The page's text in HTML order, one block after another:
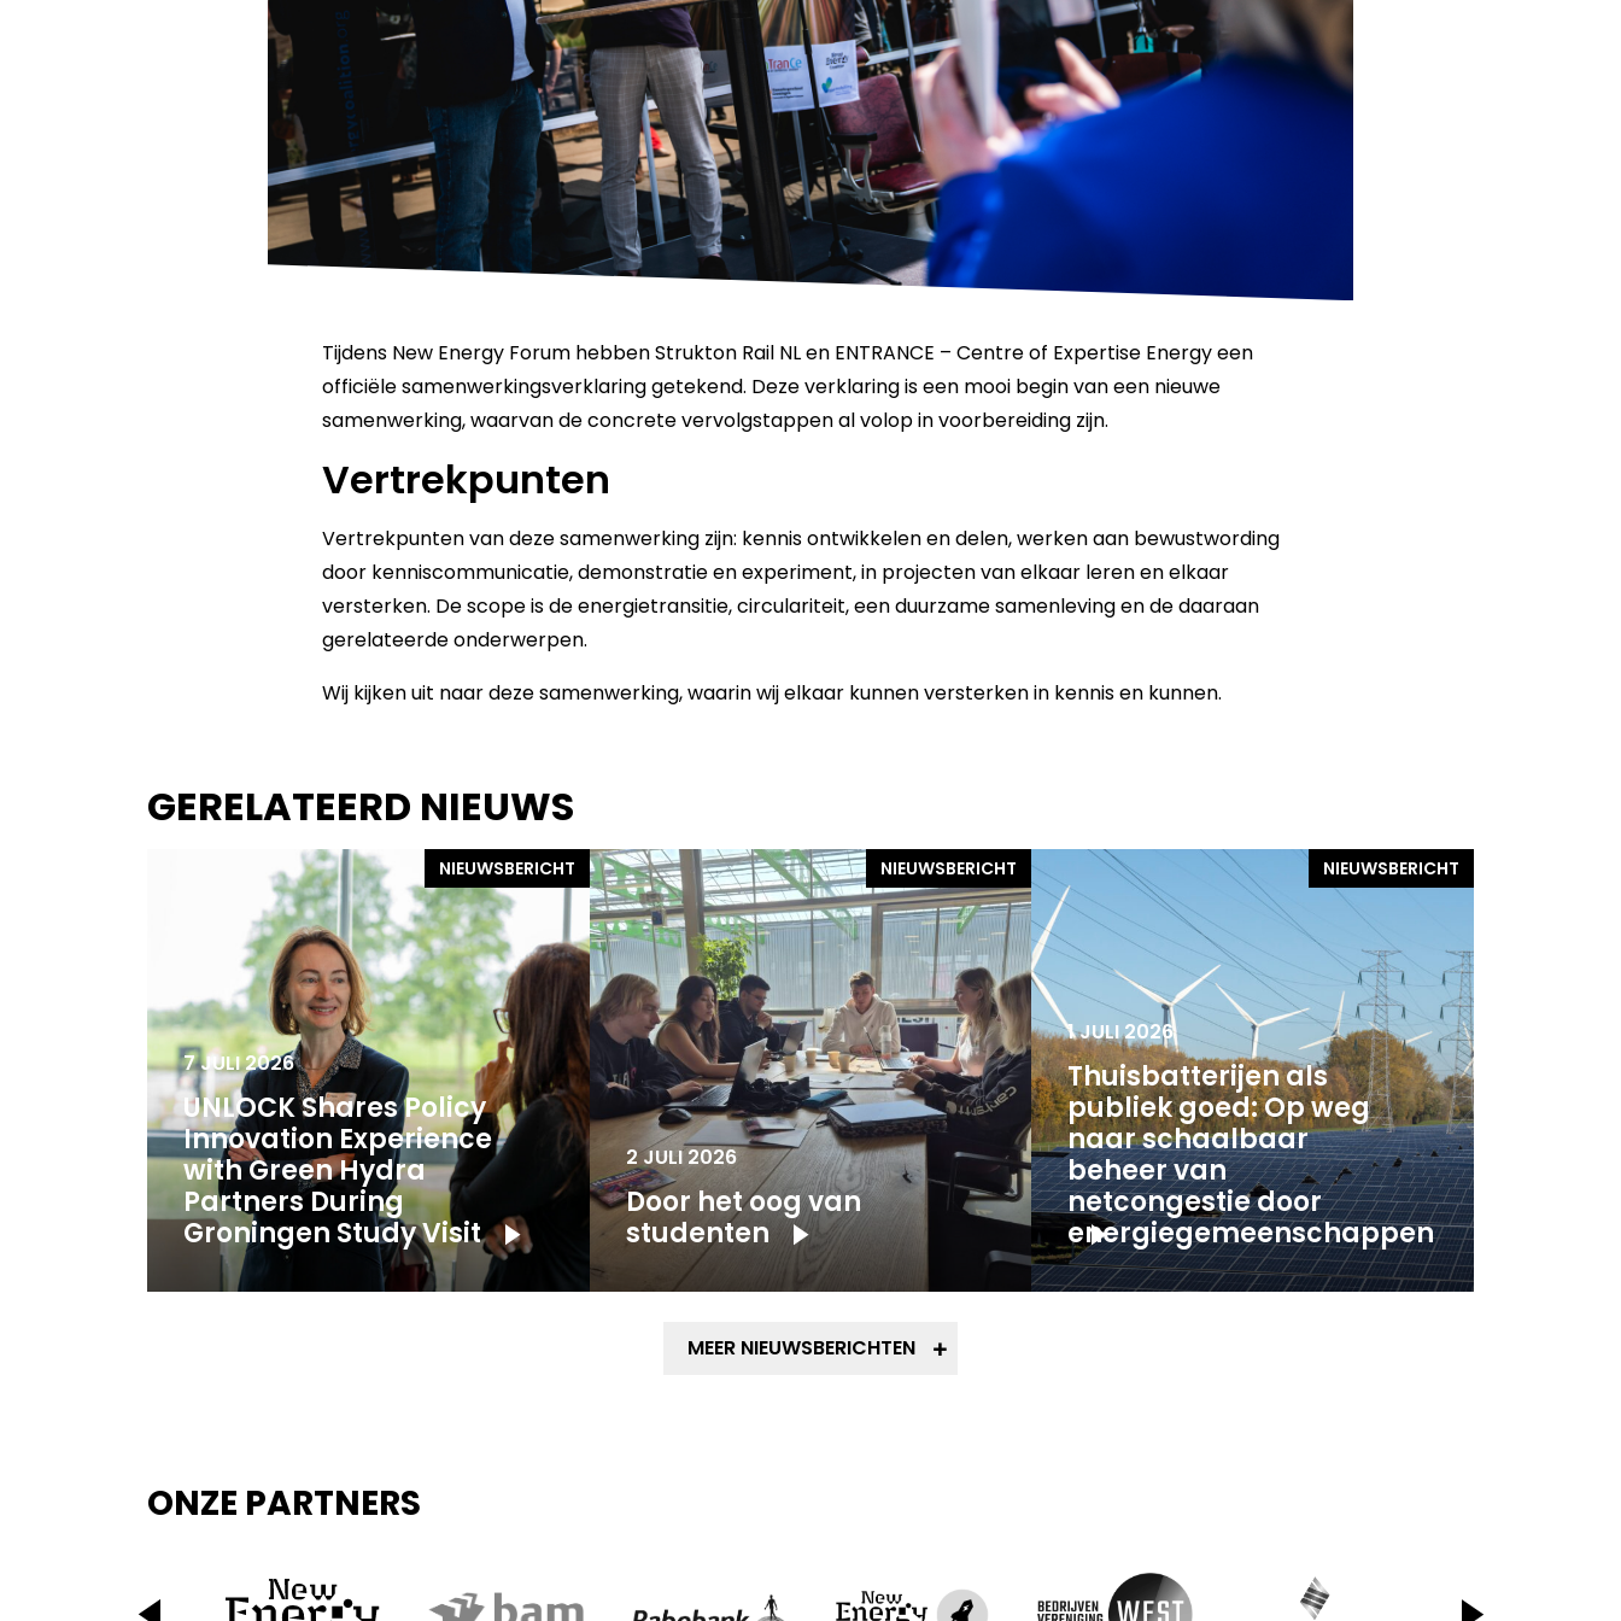
Tijdens New Energy Forum hebben Strukton Rail NL en ENTRANCE – Centre of Expertise Energy een
officiële samenwerkingsverklaring getekend. Deze verklaring is een mooi begin van een nieuwe
samenwerking, waarvan de concrete vervolgstappen al volop in voorbereiding zijn.
Vertrekpunten
Vertrekpunten van deze samenwerking zijn: kennis ontwikkelen en delen, werken aan bewustwording
door kenniscommunicatie, demonstratie en experiment, in projecten van elkaar leren en elkaar
versterken. De scope is de energietransitie, circulariteit, een duurzame samenleving en de daaraan
gerelateerde onderwerpen.
Wij kijken uit naar deze samenwerking, waarin wij elkaar kunnen versterken in kennis en kunnen.
GERELATEERD NIEUWS
NIEUWSBERICHT
7 JULI 2026
UNLOCK Shares Policy
Innovation Experience
with Green Hydra
Partners During
Groningen Study Visit
NIEUWSBERICHT
2 JULI 2026
Door het oog van
studenten
NIEUWSBERICHT
1 JULI 2026
Thuisbatterijen als
publiek goed: Op weg
naar schaalbaar
beheer van
netcongestie door
energiegemeenschappen
MEER NIEUWSBERICHTEN
ONZE PARTNERS